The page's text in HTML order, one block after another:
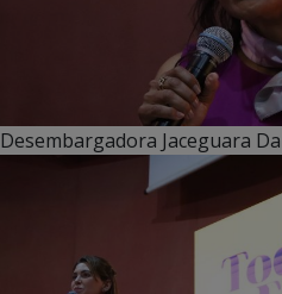
Desembargadora Jaceguara